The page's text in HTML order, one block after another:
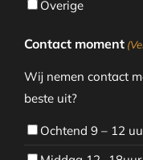
Overige
Contact moment
Wij nemen contact
beste uit?
Ochtend 9 – 12